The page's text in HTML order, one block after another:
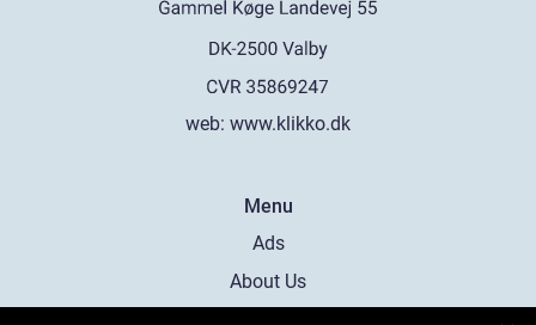
web: www.klikko.dk
Menu
Ads
About Us